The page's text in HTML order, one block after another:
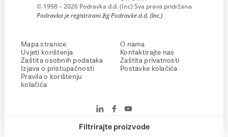
Filtrirajte proizvode
© 1998 – 2026 Podravka d.d. (Inc) Sva prava pridržana
Podravka je registrirani žig Podravke d.d. (Inc.)
Mapa stranice
Uvjeti korištenja
Zaštita osobnih podataka
Izjava o pristupačnosti
Pravila o korištenju
kolačića
O nama
Kontaktirajte nas
Zaštita privatnosti
Postavke kolačića